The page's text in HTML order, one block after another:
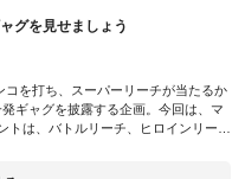
グを見せましょう
を打ち、スーパーリーチが当たるか
ギャグを披露する企画。今回は、マ
トは、バトルリーチ、ヒロインリー